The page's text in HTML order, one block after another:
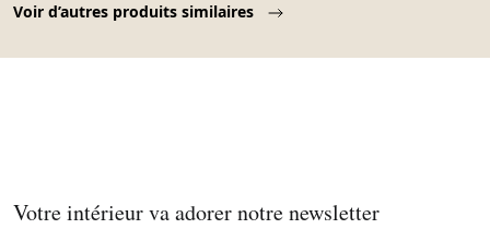
Voir d’autres produits similaires
Votre intérieur va adorer notre newsletter